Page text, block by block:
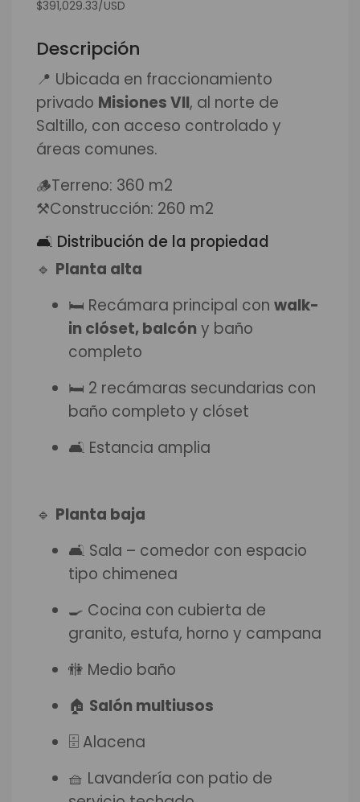
$391,029.33/USD
Descripción
📍 Ubicada en fraccionamiento
privado Misiones VII, al norte de
Saltillo, con acceso controlado y
áreas comunes.
🪵Terreno: 360 m2
⚒️Construcción: 260 m2
🛋 Distribución de la propiedad
🔹 Planta alta
🛏 Recámara principal con walk-
in clóset, balcón y baño
completo
🛏 2 recámaras secundarias con
baño completo y clóset
🛋 Estancia amplia
🔹 Planta baja
🛋 Sala – comedor con espacio
tipo chimenea
🍳 Cocina con cubierta de
granito, estufa, horno y campana
🚻 Medio baño
🏠 Salón multiusos
🗄 Alacena
🧺 Lavandería con patio de